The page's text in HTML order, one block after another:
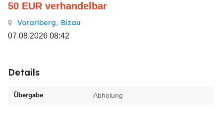
50 EUR verhandelbar
Vorarlberg, Bizau
07.08.2026 08:42
Details
Übergabe Abholung